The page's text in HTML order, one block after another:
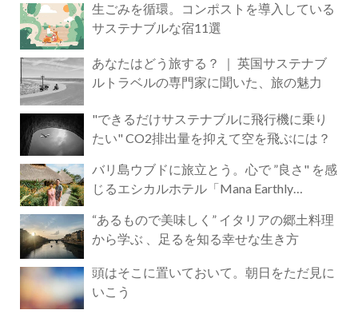
生ごみを循環。コンポストを導入している
サステナブルな宿11選
あなたはどう旅する？ ｜ 英国サステナブ
ルトラベルの専門家に聞いた、旅の魅力
"できるだけサステナブルに飛行機に乗り
たい" CO2排出量を抑えて空を飛ぶには？
バリ島ウブドに旅立とう。心で ”良さ" を感
じるエシカルホテル「Mana Earthly
“あるもので美味しく” イタリアの郷土料理
から学ぶ 、足るを知る幸せな生き方
頭はそこに置いておいて。朝日をただ見に
いこう